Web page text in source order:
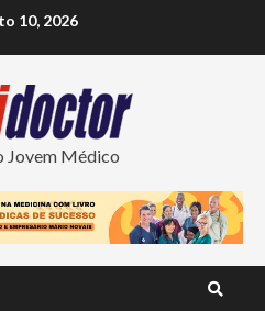
10, 2026
Jovem Médico